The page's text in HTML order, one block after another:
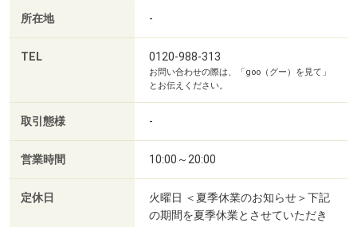
所在地 -
TEL 0120-988-313
お問い合わせの際は、「goo（グー）を見て」
とお伝えください。
取引態様 -
営業時間 10:00～20:00
定休日
火曜日 ＜夏季休業のお知らせ＞下記
の期間を夏季休業とさせていただき